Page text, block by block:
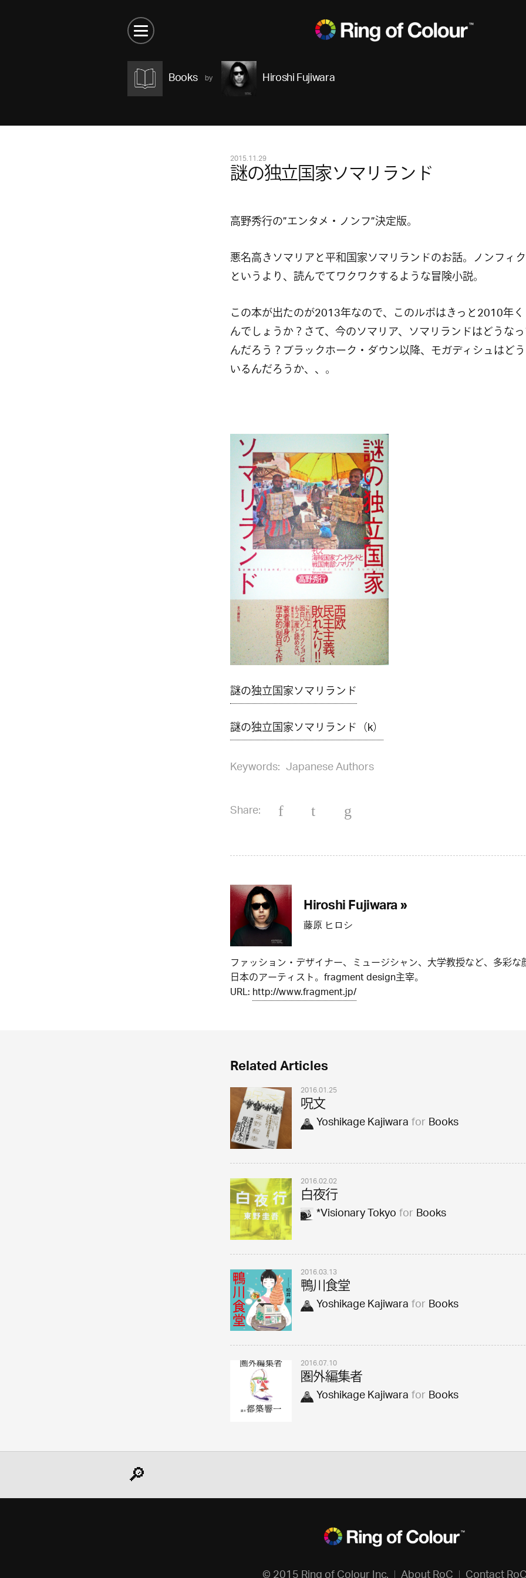
Books Hiroshi Fujiwara
2015.11.29
謎の独立国家ソマリランド
高野秀行の”エンタメ・ノンフ”決定版。
悪名高きソマリアと平和国家ソマリランドのお話。ノンフィ
というより、読んでてワクワクするような冒険小説。
この本が出たのが2013年なので、このルポはきっと2010年
んでしょうか？さて、今のソマリア、ソマリランドはどうな
んだろう？ブラックホーク・ダウン以降、モガディシュはど
いるんだろうか、、。
謎の独立国家ソマリランド
謎の独立国家ソマリランド（k）
Keywords: Japanese Authors
Share:
Hiroshi Fujiwara »
藤原 ヒロシ
ファッション・デザイナー、ミュージシャン、大学教授など、多彩な
日本のアーティスト。fragment design主宰。
URL:http://www.fragment.jp/
Related Articles
2016.01.25
呪文
Yoshikage KajiwaraforBooks
2016.02.02
白夜行
*Visionary TokyoforBooks
2016.03.13
鴨川食堂
Yoshikage KajiwaraforBooks
2016.07.10
圏外編集者
Yoshikage KajiwaraforBooks